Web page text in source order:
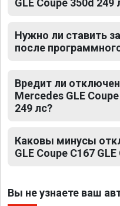
Нужно ли ставить
после
Вредит ли
Mercedes GLE
249 лс?
Каковы минусы
GLE Coupe C167
Вы не узнаете ваш